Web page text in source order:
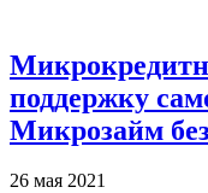
поддержку
Микрозайм
26 мая 2021